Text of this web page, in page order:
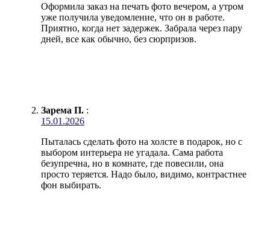
Оформила заказ на печать фото вечером, а утром
уже получила уведомление, что он в работе.
Приятно, когда нет задержек. Забрала через пару
дней, все как обычно, без сюрпризов.
Зарема П. :
15.01.2026
Пыталась сделать фото на холсте в подарок, но с
выбором интерьера не угадала. Сама работа
безупречна, но в комнате, где повесили, она
просто теряется. Надо было, видимо, контрастнее
фон выбирать.